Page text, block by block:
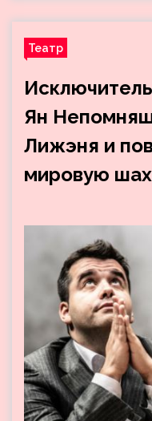
Театр
Ян
Лижэня и
мировую